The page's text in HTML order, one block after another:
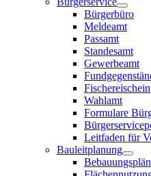
Bürgerbüro
Meldeamt
Passamt
Standesamt
Gewerbeamt
Fischereischein
Wahlamt
Formulare
Leitfaden für
Bauleitplanung